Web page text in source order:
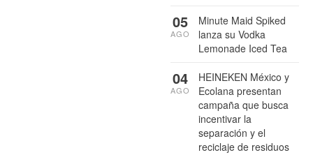
Minute Maid Spiked
lanza su Vodka
Lemonade Iced Tea
05
AGO
HEINEKEN México y
Ecolana presentan
campaña que busca
incentivar la
separación y el
reciclaje de residuos
04
AGO